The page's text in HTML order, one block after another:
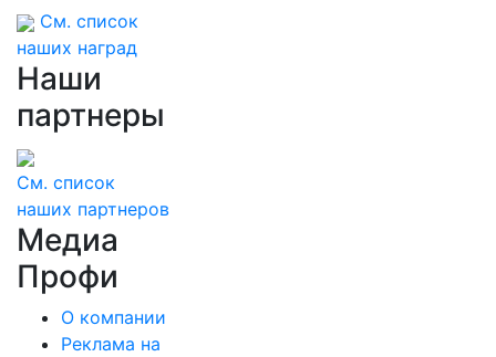
См. список
наших наград
Наши
партнеры
См. список
наших партнеров
Медиа
Профи
О компании
Реклама на